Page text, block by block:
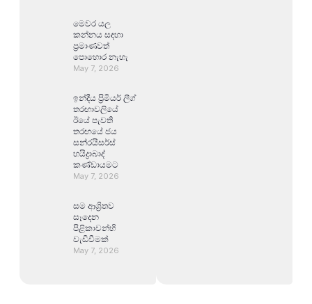
මෙවර යල
කන්නය සඳහා
ප්‍රමාණවත්
පොහොර නැහැ
May 7, 2026
ඉන්දීය ප්‍රිමියර් ලීග්
තරඟාවලියේ
ඊයේ පැවති
තරඟයේ ජය
සන්රයිසර්ස්
හයිද්‍රාබාද්
කණ්ඩායමට
May 7, 2026
සම ආශ්‍රිතව
සෑදෙන
පිළිකාවන්හි
වැඩිවීමක්
May 7, 2026